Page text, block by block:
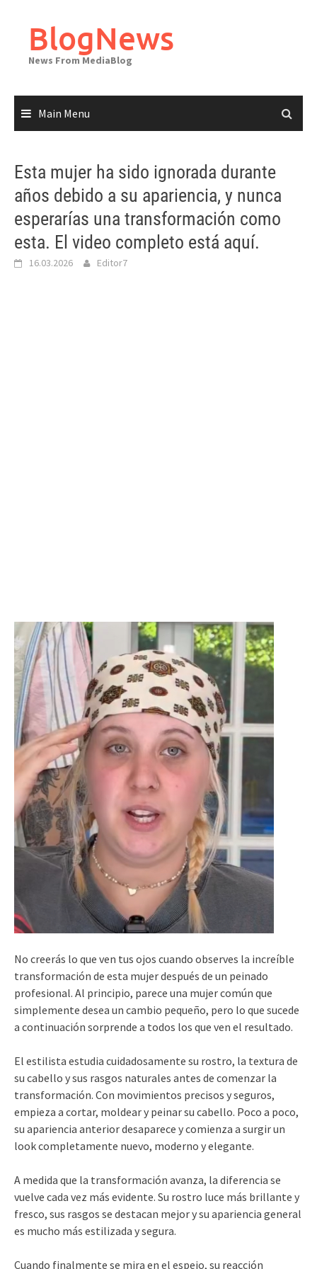
contentBlogNews
News From MediaBlog
Main Menu
Esta mujer ha sido ignorada durante
años debido a su apariencia, y nunca
esperarías una transformación como
esta. El video completo está aquí.
16.03.2026 Editor7
No creerás lo que ven tus ojos cuando observes la increíble
transformación de esta mujer después de un peinado
profesional. Al principio, parece una mujer común que
simplemente desea un cambio pequeño, pero lo que sucede
a continuación sorprende a todos los que ven el resultado.
El estilista estudia cuidadosamente su rostro, la textura de
su cabello y sus rasgos naturales antes de comenzar la
transformación. Con movimientos precisos y seguros,
empieza a cortar, moldear y peinar su cabello. Poco a poco,
su apariencia anterior desaparece y comienza a surgir un
look completamente nuevo, moderno y elegante.
A medida que la transformación avanza, la diferencia se
vuelve cada vez más evidente. Su rostro luce más brillante y
fresco, sus rasgos se destacan mejor y su apariencia general
es mucho más estilizada y segura.
Cuando finalmente se mira en el espejo, su reacción